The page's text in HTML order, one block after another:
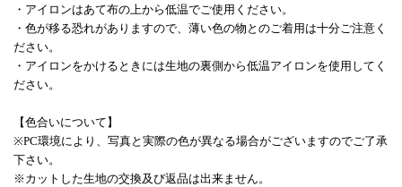
・アイロンはあて布の上から低温でご使用ください。
・色が移る恐れがありますので、薄い色の物とのご着用は十分ご注意く
ださい。
・アイロンをかけるときには生地の裏側から低温アイロンを使用してく
ださい。
【色合いについて】
※PC環境により、写真と実際の色が異なる場合がございますのでご了承
下さい。
※カットした生地の交換及び返品は出来ません。